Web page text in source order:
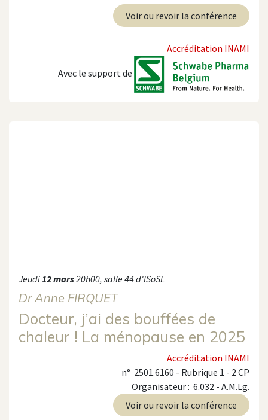
Voir ou revoir la conférence
Accréditation INAMI
Avec le support de
Jeudi12 mars20h00, salle 44 d'ISoSL
Dr Anne FIRQUET
Docteur, j’ai des bouffées de
chaleur ! La ménopause en 2025
Accréditation INAMI
n° 2501.6160 - Rubrique 1 - 2 CP
Organisateur : 6.032 - A.M.Lg.
Voir ou revoir la conférence